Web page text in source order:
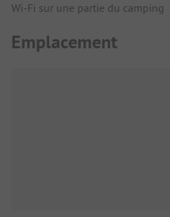
Wi-Fi sur une partie du camping
Emplacement